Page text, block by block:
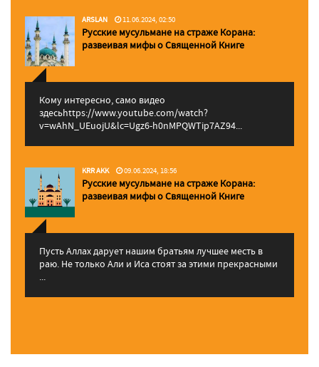
ARSLAN 11.06.2024, 02:50
Русские мусульмане на страже Корана:
pазвеивая мифы о Священной Книге
Кому интересно, само видео
здесьhttps://www.youtube.com/watch?
v=wAhN_UEuojU&lc=Ugz6-h0nMPQWTip7AZ94...
KRR AKK 09.06.2024, 18:56
Русские мусульмане на страже Корана:
pазвеивая мифы о Священной Книге
Пусть Аллах дарует нашим братьям лучшее месть в
раю. Не только Али и Иса стоят за этими прекрасными
...